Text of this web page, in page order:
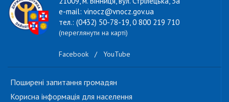
e-mail: vinocz@vnocz.gov.ua
тел.: (0432) 50-78-19, 0 800 219 710
(переглянути на карті)
Facebook / YouTube
Поширені запитання громадян
Корисна інформація для населення